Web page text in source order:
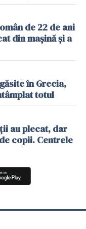
de 22 de ani
din mașină și a
în Grecia,
totul
au plecat, dar
copii. Centrele